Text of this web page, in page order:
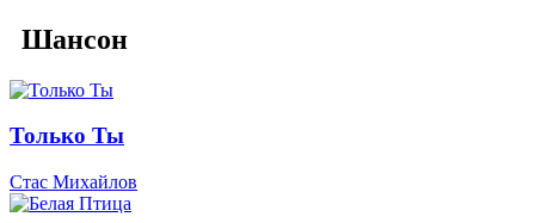
Шансон
Только Ты
Стас Михайлов